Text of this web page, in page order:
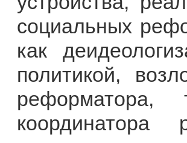
социальных
как
политикой,
координатора